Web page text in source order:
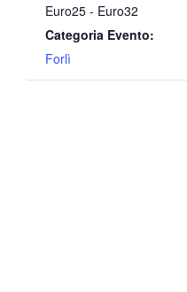
Euro25 - Euro32
Categoria Evento:
Forlì